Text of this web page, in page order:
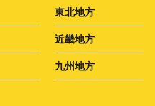
東北地方
近畿地方
九州地方